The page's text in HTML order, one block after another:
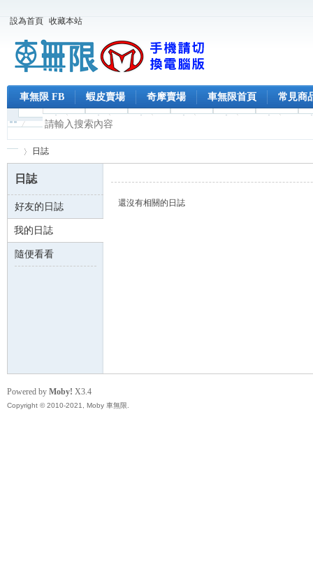
設為首頁 收藏本站
車無限 FB 蝦皮賣場 奇摩賣場 車無限首頁 常見商
車 ›
日誌
日誌
好友的日誌
我的日誌
隨便看看
還沒有相關的日誌
Powered by Moby! X3.4
Copyright © 2010-2021, Moby 車無限.